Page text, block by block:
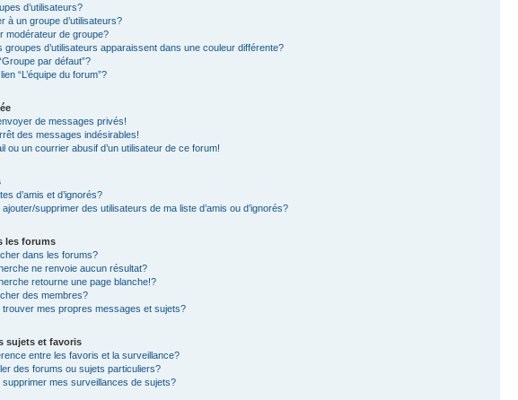
d’utilisateurs?
à un groupe d’utilisateurs?
modérateur de groupe?
groupes d’utilisateurs apparaissent dans une couleur différente?
par défaut”?
“L’équipe du forum”?
de messages privés!
des messages indésirables!
ou un courrier abusif d’un utilisateur de ce forum!
d’amis et d’ignorés?
supprimer des utilisateurs de ma liste d’amis ou d’ignorés?
les forums
dans les forums?
ne renvoie aucun résultat?
retourne une page blanche!?
des membres?
trouver mes propres messages et sujets?
sujets et favoris
entre les favoris et la surveillance?
des forums ou sujets particuliers?
supprimer mes surveillances de sujets?